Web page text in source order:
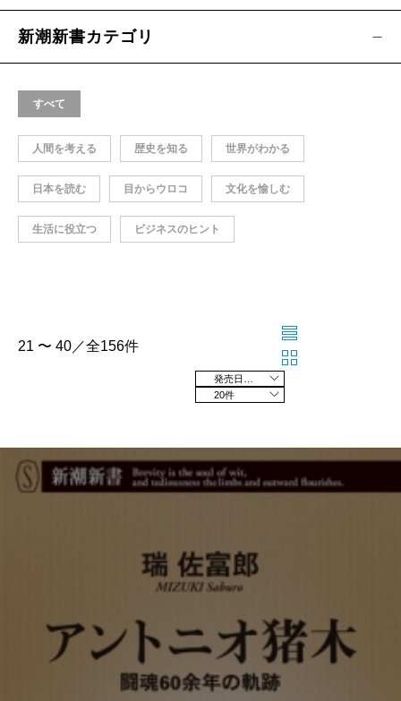
新潮新書カテゴリ
すべて
人間を考える 歴史を知る 世界がわかる
日本を読む 目からウロコ 文化を愉しむ
生活に役立つ ビジネスのヒント
21 〜 40／全156件
20件